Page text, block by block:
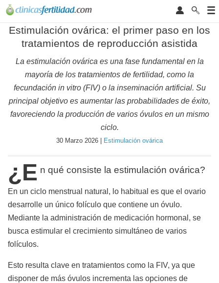
Estimulación ovárica: el primer paso en los
tratamientos de reproducción asistida
La estimulación ovárica es una fase fundamental en la
mayoría de los tratamientos de fertilidad, como la
fecundación in vitro (FIV) o la inseminación artificial. Su
principal objetivo es aumentar las probabilidades de éxito,
favoreciendo la producción de varios óvulos en un mismo
ciclo.
30 Marzo 2026 | Estimulación ovárica
¿E n qué consiste la estimulación ovárica?
En un ciclo menstrual natural, lo habitual es que el ovario
desarrolle un único folículo que contiene un óvulo.
Mediante la administración de medicación hormonal, se
busca estimular el crecimiento simultáneo de varios
folículos.
Esto resulta clave en tratamientos como la FIV, ya que
disponer de más óvulos incrementa las opciones de